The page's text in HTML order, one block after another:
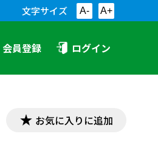
文字サイズ A- A+
会員登録 ログイン
お気に入りに追加